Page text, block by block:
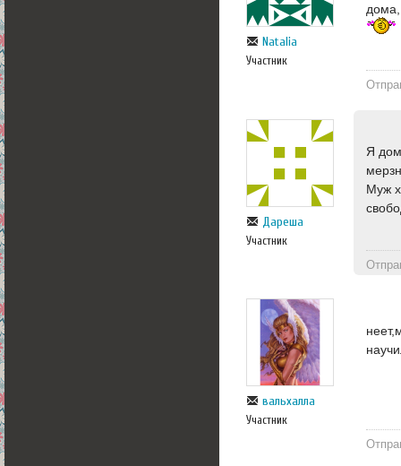
Natalia
Участник
Дареша
Участник
Я
Муж
вальхалла
Участник